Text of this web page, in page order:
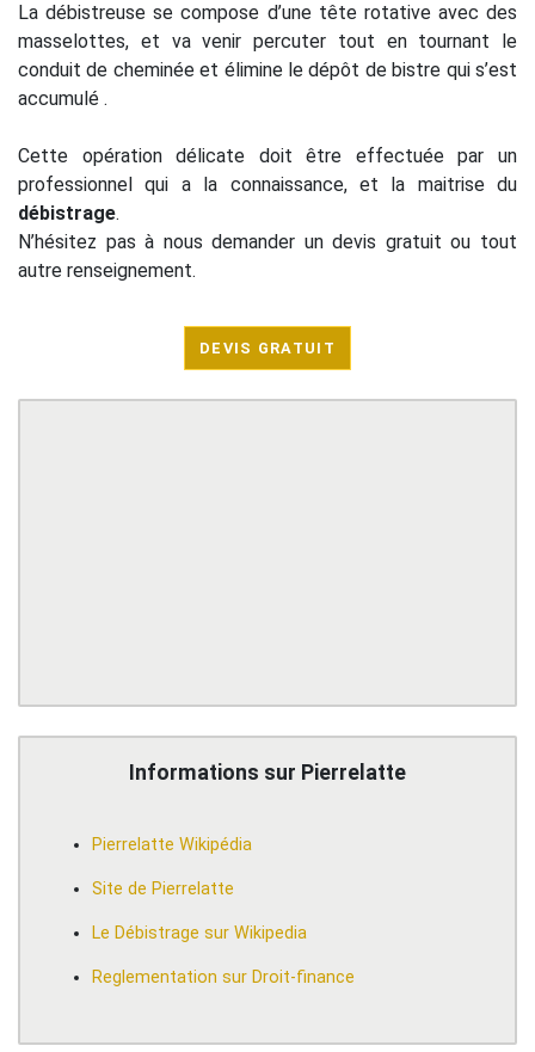
La débistreuse se compose d’une tête rotative avec des
masselottes, et va venir percuter tout en tournant le
conduit de cheminée et élimine le dépôt de bistre qui s’est
accumulé .
Cette opération délicate doit être effectuée par un
professionnel qui a la connaissance, et la maitrise du
débistrage.
N’hésitez pas à nous demander un devis gratuit ou tout
autre renseignement.
DEVIS GRATUIT
Informations sur Pierrelatte
Pierrelatte Wikipédia
Site de Pierrelatte
Le Débistrage sur Wikipedia
Reglementation sur Droit-finance